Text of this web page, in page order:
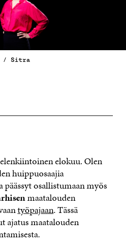
/ Sitra
elokuu. Olen
huippuosaajia
päässyt osallistumaan myös
maatalouden
työpajaan. Tässä
ajatus maatalouden